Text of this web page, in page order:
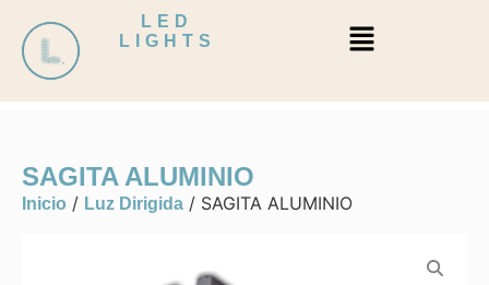
LED
LIGHTS
SAGITA ALUMINIO
Inicio / Luz Dirigida / SAGITA ALUMINIO